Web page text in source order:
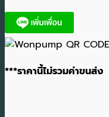
***ราคานี้ไม่รวมค่าขนส่ง